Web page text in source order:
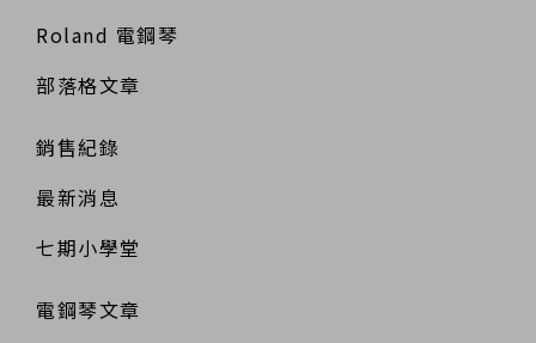
Roland 電鋼琴
部落格文章
銷售紀錄
最新消息
七期小學堂
電鋼琴文章